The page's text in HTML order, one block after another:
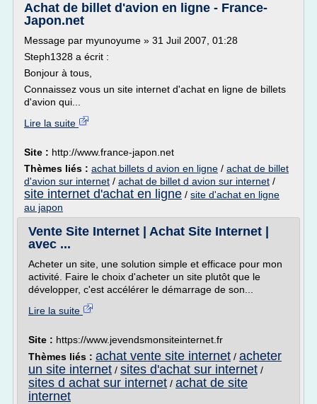
Achat de billet d'avion en ligne - France-
Japon.net
Message par myunoyume » 31 Juil 2007, 01:28
Steph1328 a écrit :
Bonjour à tous,
Connaissez vous un site internet d'achat en ligne de billets
d'avion qui...
Lire la suite
Site : http://www.france-japon.net
Thèmes liés : achat billets d avion en ligne / achat de billet
d'avion sur internet / achat de billet d avion sur internet /
site internet d'achat en ligne / site d'achat en ligne
au japon
Vente Site Internet | Achat Site Internet |
avec ...
Acheter un site, une solution simple et efficace pour mon
activité. Faire le choix d'acheter un site plutôt que le
développer, c'est accélérer le démarrage de son...
Lire la suite
Site : https://www.jevendsmonsiteinternet.fr
Thèmes liés : achat vente site internet / acheter
un site internet / sites d'achat sur internet /
sites d achat sur internet / achat de site
internet